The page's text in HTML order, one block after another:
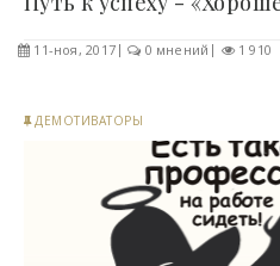
11-ноя, 2017 0 мнений 1 910
ДЕМОТИВАТОРЫ